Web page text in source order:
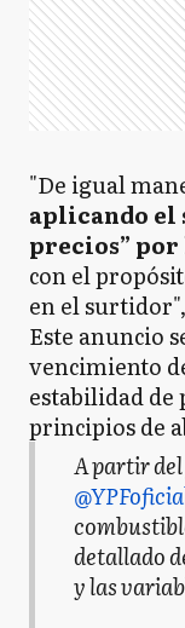
"De igual
aplicando el
precios” por
con el
en el
Este anuncio
vencimiento
estabilidad de
principios de
A partir del
detallado
y las